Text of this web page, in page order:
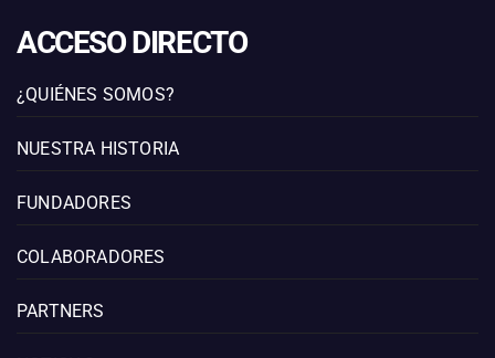
ACCESO DIRECTO
¿QUIÉNES SOMOS?
NUESTRA HISTORIA
FUNDADORES
COLABORADORES
PARTNERS